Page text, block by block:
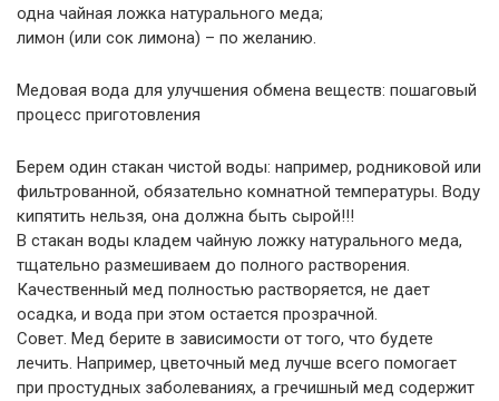
одна чайная ложка натурального меда;
лимон (или сок лимона) – по желанию.
Медовая вода для улучшения обмена веществ: пошаговый
процесс приготовления
Берем один стакан чистой воды: например, родниковой или
фильтрованной, обязательно комнатной температуры. Воду
кипятить нельзя, она должна быть сырой!!!
В стакан воды кладем чайную ложку натурального меда,
тщательно размешиваем до полного растворения.
Качественный мед полностью растворяется, не дает
осадка, и вода при этом остается прозрачной.
Совет. Мед берите в зависимости от того, что будете
лечить. Например, цветочный мед лучше всего помогает
при простудных заболеваниях, а гречишный мед содержит